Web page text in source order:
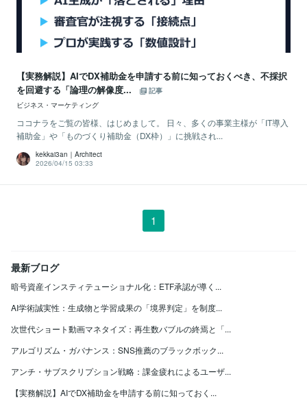
【実務解説】AIでDX補助金を申請する前に知っておくべき、不採択
を回避する「論理の解像度...
記事
ビジネス・マーケティング
ココナラをご覧の皆様、はじめまして。 日々、多くの事業主様が「IT導入
補助金」や「ものづくり補助金（DX枠）」に挑戦され...
kekkai3an｜Architect
2026/04/15 03:33
1
最新ブログ
暗号資産インスティテューショナル化：ETF承認が導く...
AI学術誠実性：生成物と学習成果の「境界判定」を制度...
次世代ショート動画マネタイズ：再生数バブルの終焉と「...
アルゴリズム・ガバナンス：SNS推薦のブラックボック...
アンチ・サブスクリプション戦略：課金疲れによるユーザ...
【実務解説】AIでDX補助金を申請する前に知っておく...